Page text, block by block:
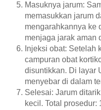
Masuknya jarum:
memasukkan jarum
mengarahkannya ke
menjaga jarak aman
Injeksi obat: Setelah
campuran obat
disuntikkan. Di layar
menyebar di dalam
Selesai: Jarum
kecil. Total prosedur: